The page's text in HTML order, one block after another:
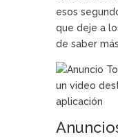
esos
que deje a
de saber